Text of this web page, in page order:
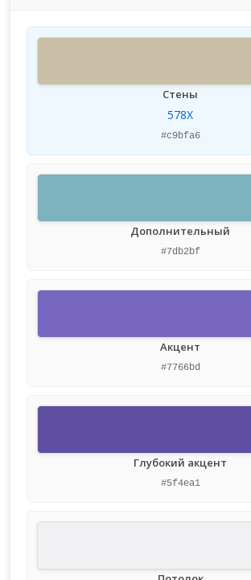
Стены
578X
#c9bfa6
Дополнительный
#7db2bf
Акцент
#7766bd
Глубокий акцент
#5f4ea1